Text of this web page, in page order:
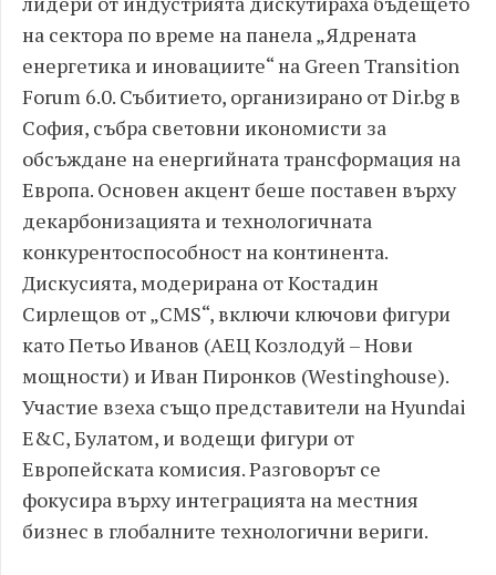
на сектора по време на панела „Ядрената
енергетика и иновациите“ на Green Transition
Forum 6.0. Събитието, организирано от Dir.bg в
София, събра световни икономисти за
обсъждане на енергийната трансформация на
Европа. Основен акцент беше поставен върху
декарбонизацията и технологичната
конкурентоспособност на континента.
Дискусията, модерирана от Костадин
Сирлещов от „CMS“, включи ключови фигури
като Петьо Иванов (АЕЦ Козлодуй – Нови
мощности) и Иван Пиронков (Westinghouse).
Участие взеха също представители на Hyundai
E&C, Булатом, и водещи фигури от
Европейската комисия. Разговорът се
фокусира върху интеграцията на местния
бизнес в глобалните технологични вериги.